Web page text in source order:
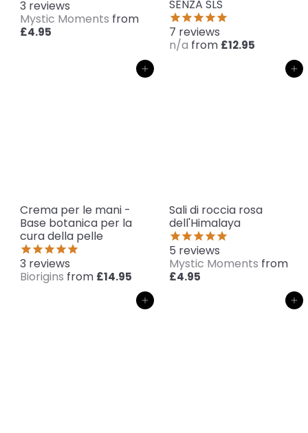
3 reviews
Mystic Moments from
£4.95
SENZA SLS
7 reviews
n/a from £12.95
Aggiungi al carrello
Crema per le mani -
Base botanica per la
cura della pelle
3 reviews
Biorigins from £14.95
Aggiungi al carrello
Sali di roccia rosa
dell'Himalaya
5 reviews
Mystic Moments from
£4.95
Aggiungi al carrello Aggiungi al carrello